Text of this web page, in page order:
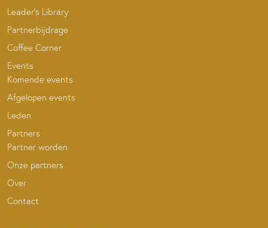
Leader’s Library
Partnerbijdrage
Coffee Corner
Events
Komende events
Afgelopen events
Leden
Partners
Partner worden
Onze partners
Over
Contact